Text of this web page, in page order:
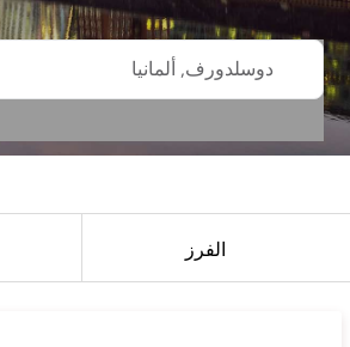
دوسلدورف, ألمانيا
الفرز